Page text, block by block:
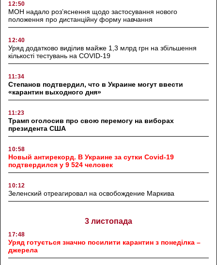
12:50
МОН надало роз’яснення щодо застосування нового
положення про дистанційну форму навчання
12:40
Уряд додатково виділив майже 1,3 млрд грн на збільшення
кількості тестувань на COVID-19
11:34
Степанов подтвердил, что в Украине могут ввести
«карантин выходного дня»
11:23
Трамп оголосив про свою перемогу на виборах
президента США
10:58
Новый антирекорд. В Украине за сутки Covid-19
подтвердился у 9 524 человек
10:12
Зеленский отреагировал на освобождение Маркива
3 листопада
17:48
Уряд готується значно посилити карантин з понеділка –
джерела